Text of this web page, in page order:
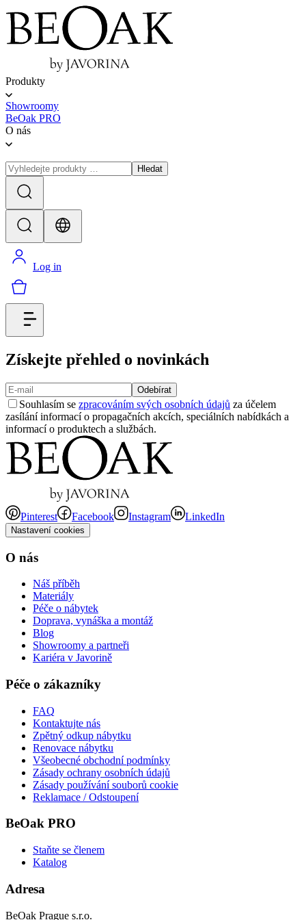
Produkty
Showroomy
BeOak PRO
O nás
Hledat
Log in
Získejte přehled o novinkách
Odebírat
Souhlasím se zpracováním svých osobních údajů za účelem
zasílání informací o propagačních akcích, speciálních nabídkách a
informací o produktech a službách.
Pinterest Facebook Instagram LinkedIn
Nastavení cookies
O nás
Náš příběh
Materiály
Péče o nábytek
Doprava, vynáška a montáž
Blog
Showroomy a partneři
Kariéra v Javorině
Péče o zákazníky
FAQ
Kontaktujte nás
Zpětný odkup nábytku
Renovace nábytku
Všeobecné obchodní podmínky
Zásady ochrany osobních údajů
Zásady používání souborů cookie
Reklamace / Odstoupení
BeOak PRO
Staňte se členem
Katalog
Adresa
BeOak Prague s.r.o.